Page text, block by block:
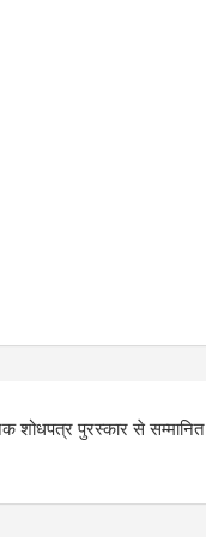
शोधपत्र पुरस्कार से सम्मानित